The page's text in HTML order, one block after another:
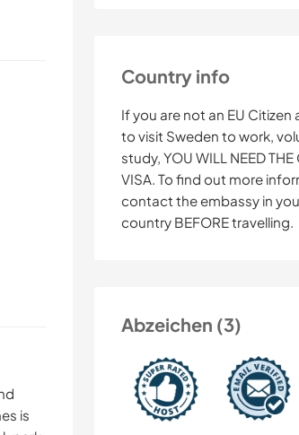
Country info
If you are not an EU Citizen
to visit Sweden to work,
study, YOU WILL NEED THE
VISA. To find out more
contact the embassy in
country BEFORE travelling.
Abzeichen (3)
is